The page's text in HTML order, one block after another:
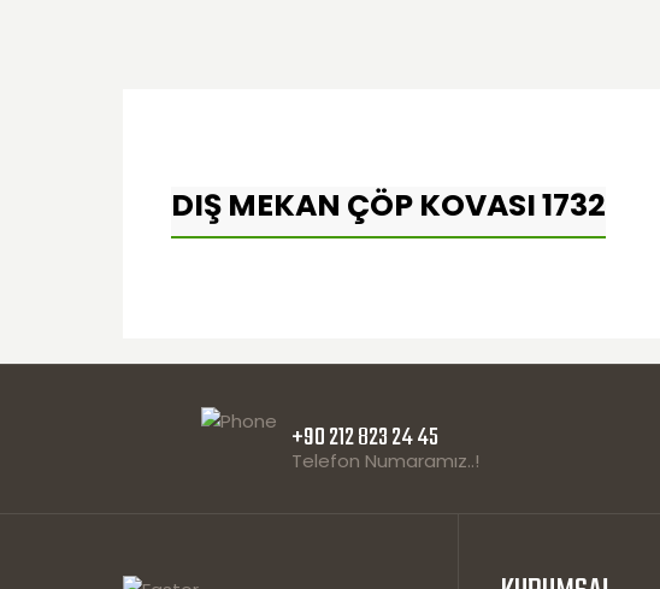
DIŞ MEKAN ÇÖP KOVASI 1732
+90 212 823 24 45
Telefon Numaramız..!